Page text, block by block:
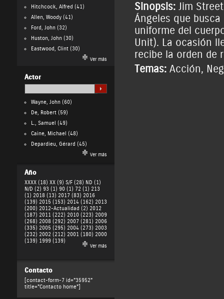
Hitchcock, Alfred (41)
Allen, Woody(41)
Ford, John(32)
Huston, John(30)
Eastwood, Clint(30)
Ver más
Actor
Wayne, John(60)
De, Robert(59)
L., Samuel (49)
Caine, Michael (48)
Depardieu, Gérard (45)
Ver más
Año
XXXX (18) XX (9) S/F (28) ND (1)
N/D (2) 93 (1) 90 (1) 72 (1) 213
(1) 2018 (13) 2017 (83) 2016
(139) 2015 (153) 2014 (162) 2013
(200) 2012-Actualidad (2) 2012
(187) 2011 (222) 2010 (223) 2009
(268) 2008 (292) 2007 (281) 2006
(335) 2005 (295) 2004 (273) 2003
(232) 2002 (212) 2001 (180) 2000
(139) 1999 (139)
Ver más
Contacto
[contact-form-7 id="35952"
title="Contacto home"]
Sinopsis:Jim
Ángeles que
uniforme del
Unit). La ocasión
recibe la orden de
Temas: Acción,